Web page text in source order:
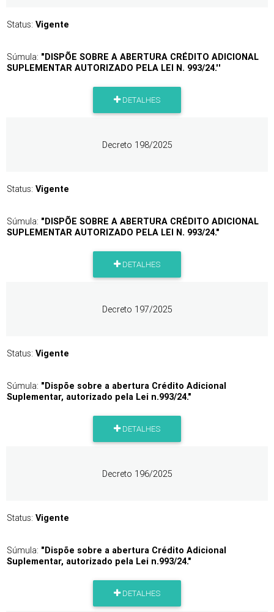
Status: Vigente
Súmula: "DISPÕE SOBRE A ABERTURA CRÉDITO ADICIONAL
SUPLEMENTAR AUTORIZADO PELA LEI N. 993/24.''
DETALHES
Decreto 198/2025
Status: Vigente
Súmula: "DISPÕE SOBRE A ABERTURA CRÉDITO ADICIONAL
SUPLEMENTAR AUTORIZADO PELA LEI N. 993/24."
DETALHES
Decreto 197/2025
Status: Vigente
Súmula: "Dispõe sobre a abertura Crédito Adicional
Suplementar, autorizado pela Lei n.993/24."
DETALHES
Decreto 196/2025
Status: Vigente
Súmula: "Dispõe sobre a abertura Crédito Adicional
Suplementar, autorizado pela Lei n.993/24."
DETALHES